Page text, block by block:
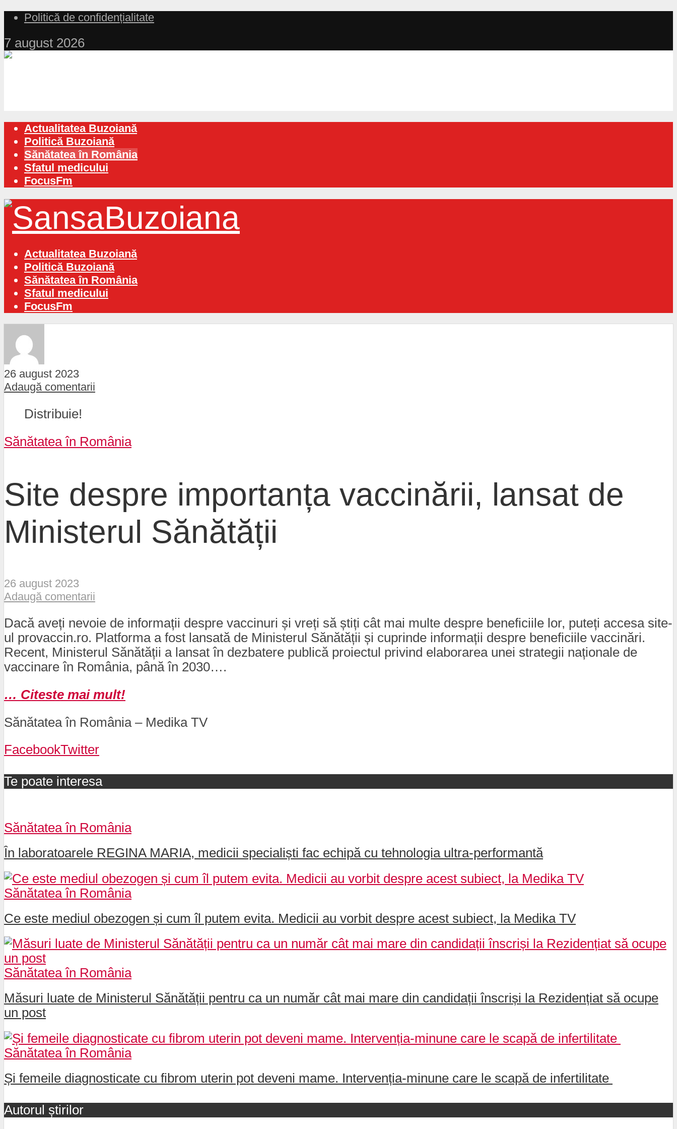
Politică de confidențialitate
7 august 2026
Actualitatea Buzoiană
Politică Buzoiană
Sănătatea în România
Sfatul medicului
FocusFm
Actualitatea Buzoiană
Politică Buzoiană
Sănătatea în România
Sfatul medicului
FocusFm
26 august 2023
Adaugă comentarii
Distribuie!
Sănătatea în România
Site despre importanța vaccinării, lansat de
Ministerul Sănătății
26 august 2023
Adaugă comentarii
Dacă aveți nevoie de informații despre vaccinuri și vreți să știți cât mai multe despre beneficiile lor, puteți accesa site-
ul provaccin.ro. Platforma a fost lansată de Ministerul Sănătății și cuprinde informații despre beneficiile vaccinări.
Recent, Ministerul Sănătății a lansat în dezbatere publică proiectul privind elaborarea unei strategii naționale de
vaccinare în România, până în 2030….
… Citeste mai mult!
Sănătatea în România – Medika TV
FacebookTwitter
Te poate interesa
Sănătatea în România
În laboratoarele REGINA MARIA, medicii specialiști fac echipă cu tehnologia ultra-performantă
Sănătatea în România
Ce este mediul obezogen și cum îl putem evita. Medicii au vorbit despre acest subiect, la Medika TV
Sănătatea în România
Măsuri luate de Ministerul Sănătății pentru ca un număr cât mai mare din candidații înscriși la Rezidențiat să ocupe
un post
Sănătatea în România
Și femeile diagnosticate cu fibrom uterin pot deveni mame. Intervenția-minune care le scapă de infertilitate
Autorul știrilor